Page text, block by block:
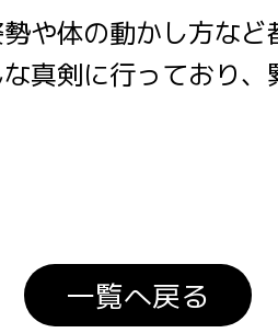
や体の動かし方な
真剣に行っており
一覧へ戻る